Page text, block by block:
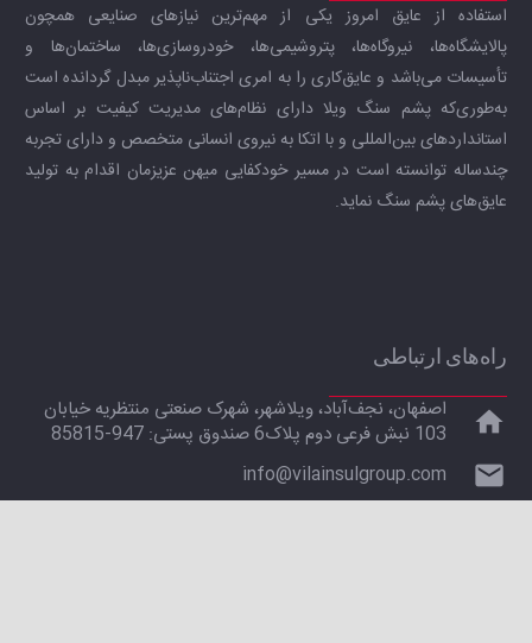
استفاده از عایق امروز یکی از مهم‌ترین نیازهای صنایعی همچون
پالایشگاه‌ها، نیروگاه‌ها، پتروشیمی‌ها، خودروسازی‌ها، ساختمان‌ها و
تأسیسات می‌باشد و عایق‌کاری را به امری اجتناب‌ناپذیر مبدل گردانده است
به‌طوری‌که پشم سنگ ویلا دارای نظام‌های مدیریت کیفیت بر اساس
استانداردهای بین‌المللی و با اتکا به نیروی انسانی متخصص و دارای تجربه
چندساله توانسته است در مسیر خودکفایی میهن عزیزمان اقدام به تولید
عایق‌های پشم سنگ نماید.
راه‌های ارتباطی
home
اصفهان، نجف‌آباد، ویلاشهر، شهرک صنعتی منتظریه خیابان
103 نبش فرعی دوم پلاک6 صندوق پستی:‌ 947-85815
mail
info@vilainsulgroup.com